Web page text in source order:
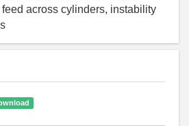
across cylinders, instability